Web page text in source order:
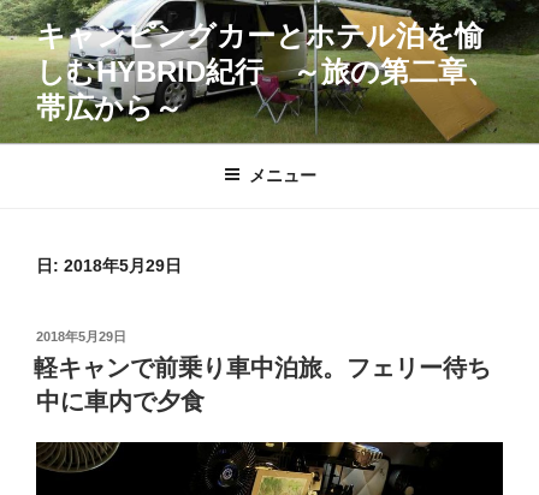
コ
ン
テ
キャンピングカーとホテル泊を愉
しむHYBRID紀行 ～旅の第二章、
帯広から～
メニュー
日: 2018年5月29日
投
稿
日:
2018年5月29日
軽キャンで前乗り車中泊旅。フェリー待ち
中に車内で夕食